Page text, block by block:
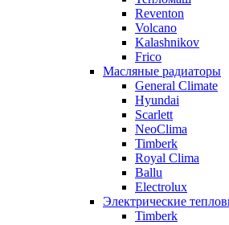
Reventon
Volcano
Kalashnikov
Frico
Масляные радиаторы
General Climate
Hyundai
Scarlett
NeoClima
Timberk
Royal Clima
Ballu
Electrolux
Электрические
Timberk